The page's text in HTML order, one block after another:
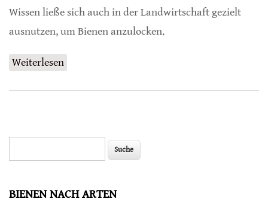
Wissen ließe sich auch in der Landwirtschaft gezielt
ausnutzen, um Bienen anzulocken.
Weiterlesen
BIENEN NACH ARTEN